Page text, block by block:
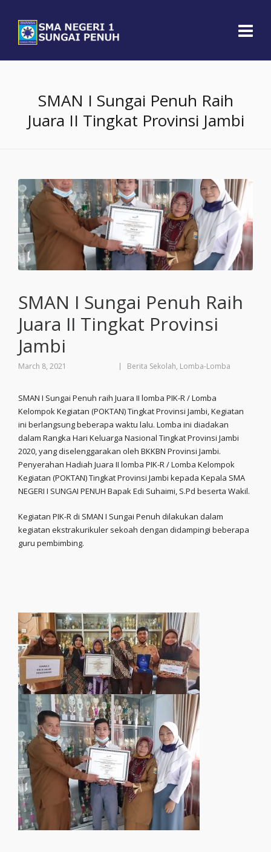
SMAN I Sungai Penuh Raih
Juara II Tingkat Provinsi Jambi
SMAN I Sungai Penuh Raih
Juara II Tingkat Provinsi
Jambi
March 8, 2021 Berita Sekolah, Lomba-Lomba
SMAN I Sungai Penuh raih Juara II lomba PIK-R / Lomba
Kelompok Kegiatan (POKTAN) Tingkat Provinsi Jambi, Kegiatan
ini berlangsung beberapa waktu lalu. Lomba ini diadakan
dalam Rangka Hari Keluarga Nasional Tingkat Provinsi Jambi
2020, yang diselenggarakan oleh BKKBN Provinsi Jambi.
Penyerahan Hadiah Juara II lomba PIK-R / Lomba Kelompok
Kegiatan (POKTAN) Tingkat Provinsi Jambi kepada Kepala SMA
NEGERI I SUNGAI PENUH Bapak Edi Suhaimi, S.Pd beserta Wakil.
Kegiatan PIK-R di SMAN I Sungai Penuh dilakukan dalam
kegiatan ekstrakurikuler sekoah dengan didampingi beberapa
guru pembimbing.